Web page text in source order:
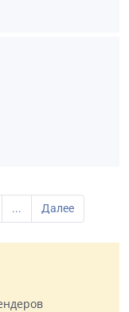
... Далее